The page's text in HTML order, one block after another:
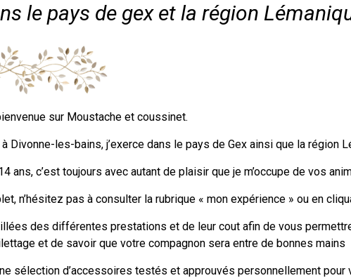
le pays de gex et la région
sur Moustache et coussinet.
les-bains, j’exerce dans le pays de Gex ainsi que la région
c’est toujours avec autant de plaisir que je m’occupe de vos
n’hésitez pas à consulter la rubrique « mon expérience » ou en
des différentes prestations et de leur cout afin de vous
et de savoir que votre compagnon sera entre de bonnes mains
sélection d’accessoires testés et approuvés personnellement pour